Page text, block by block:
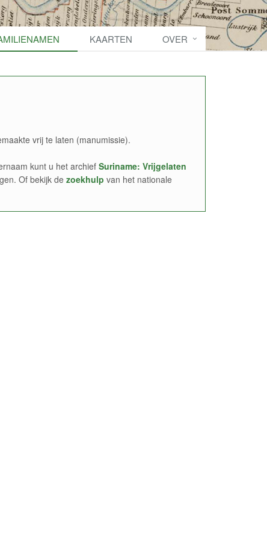
KAARTEN OVER
vrij te laten (manumissie).
kunt u het archief Suriname: Vrijgelaten
Of bekijk de zoekhulp van het nationale